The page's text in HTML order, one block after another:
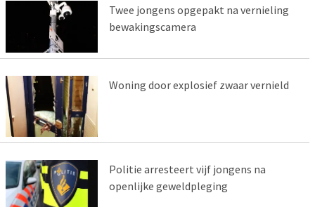
Twee jongens opgepakt na vernieling
bewakingscamera
Woning door explosief zwaar vernield
Politie arresteert vijf jongens na
openlijke geweldpleging